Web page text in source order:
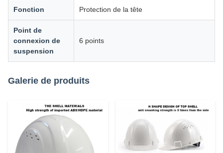
Fonction Protection de la tête
Point de
connexion de
suspension
6 points
Galerie de produits